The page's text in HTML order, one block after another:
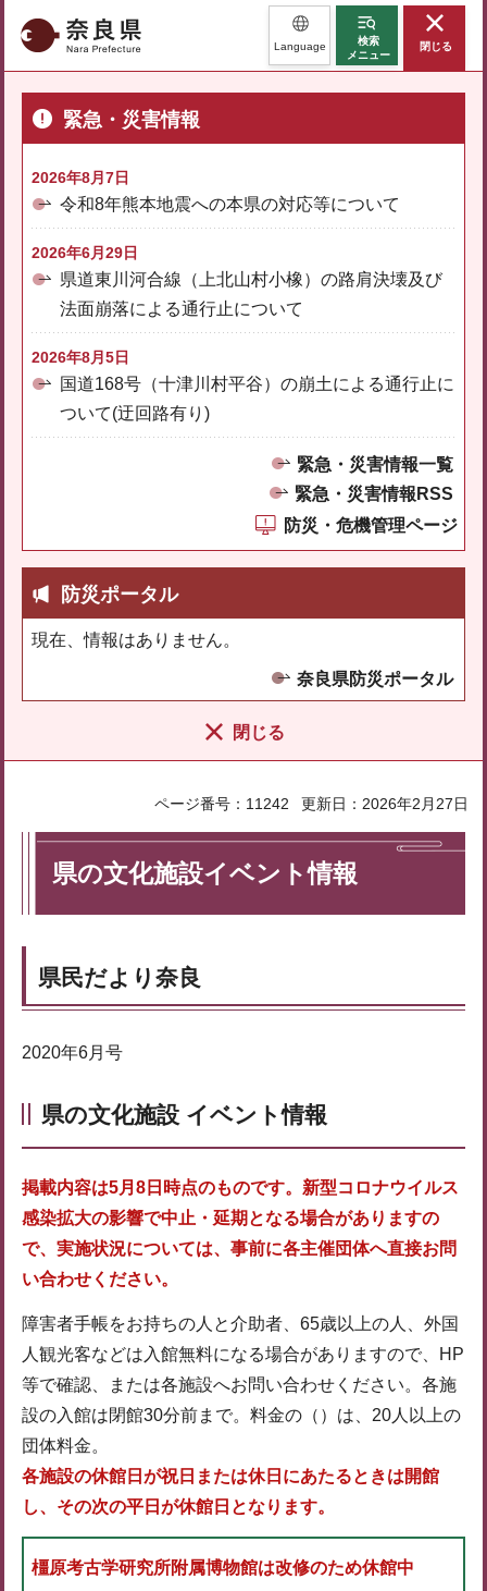
奈良県 Language
検索
メニュー
閉じる
緊急・災害情報
2026年8月7日
令和8年熊本地震への本県の対応等について
2026年6月29日
県道東川河合線（上北山村小橡）の路肩決壊及び
法面崩落による通行止について
2026年8月5日
国道168号（十津川村平谷）の崩土による通行止に
ついて(迂回路有り)
緊急・災害情報一覧
緊急・災害情報RSS
防災・危機管理ページ
防災ポータル
現在、情報はありません。
奈良県防災ポータル
閉じる
ページ番号：11242 更新日：2026年2月27日
県の文化施設イベント情報
県民だより奈良
2020年6月号
県の文化施設 イベント情報
掲載内容は5月8日時点のものです。新型コロナウイルス
感染拡大の影響で中止・延期となる場合がありますの
で、実施状況については、事前に各主催団体へ直接お問
い合わせください。
障害者手帳をお持ちの人と介助者、65歳以上の人、外国
人観光客などは入館無料になる場合がありますので、HP
等で確認、または各施設へお問い合わせください。各施
設の入館は閉館30分前まで。料金の（）は、20人以上の
団体料金。
各施設の休館日が祝日または休日にあたるときは開館
し、その次の平日が休館日となります。
橿原考古学研究所附属博物館は改修のため休館中